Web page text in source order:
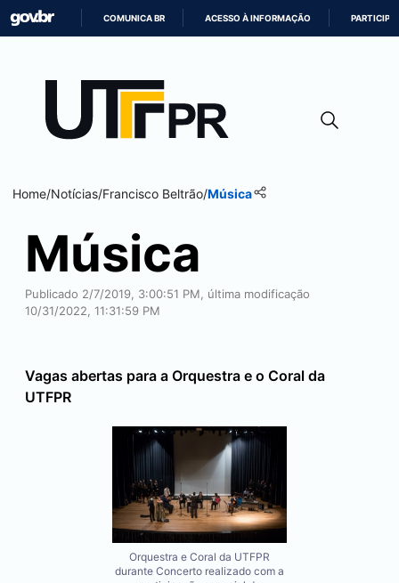
CONTEÚDO
COMUNICA BR ACESSO À INFORMAÇÃO PARTICIPE
Home/Notícias/Francisco Beltrão/Música
Música
Publicado 2/7/2019, 3:00:51 PM, última modificação
10/31/2022, 11:31:59 PM
Vagas abertas para a Orquestra e o Coral da
UTFPR
Orquestra e Coral da UTFPR
durante Concerto realizado com a